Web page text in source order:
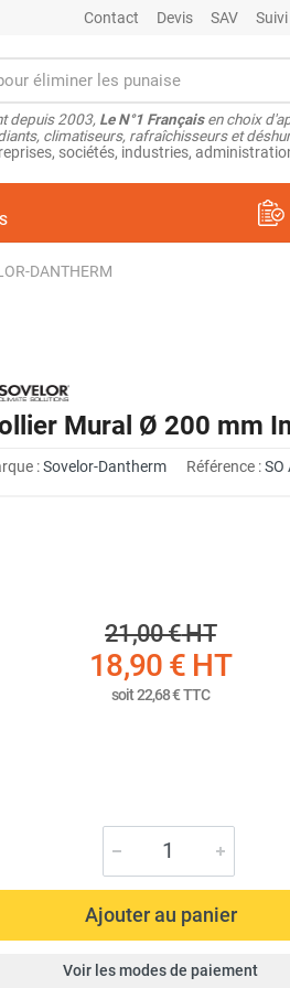
Contact Devis SAV
depuis 2003, Le N°1 Françaisen choix
climatiseurs, rafraîchisseurs et
sociétés, industries,
DANTHERM
Mural Ø 200 mm
:Sovelor-Dantherm Référence :SO
21,00 €HT
18,90 € HT
soit22,68 €TTC
Ajouter au panier
Voir les modes de paiement